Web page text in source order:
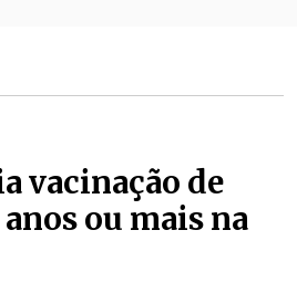
vacinação de
ou mais na